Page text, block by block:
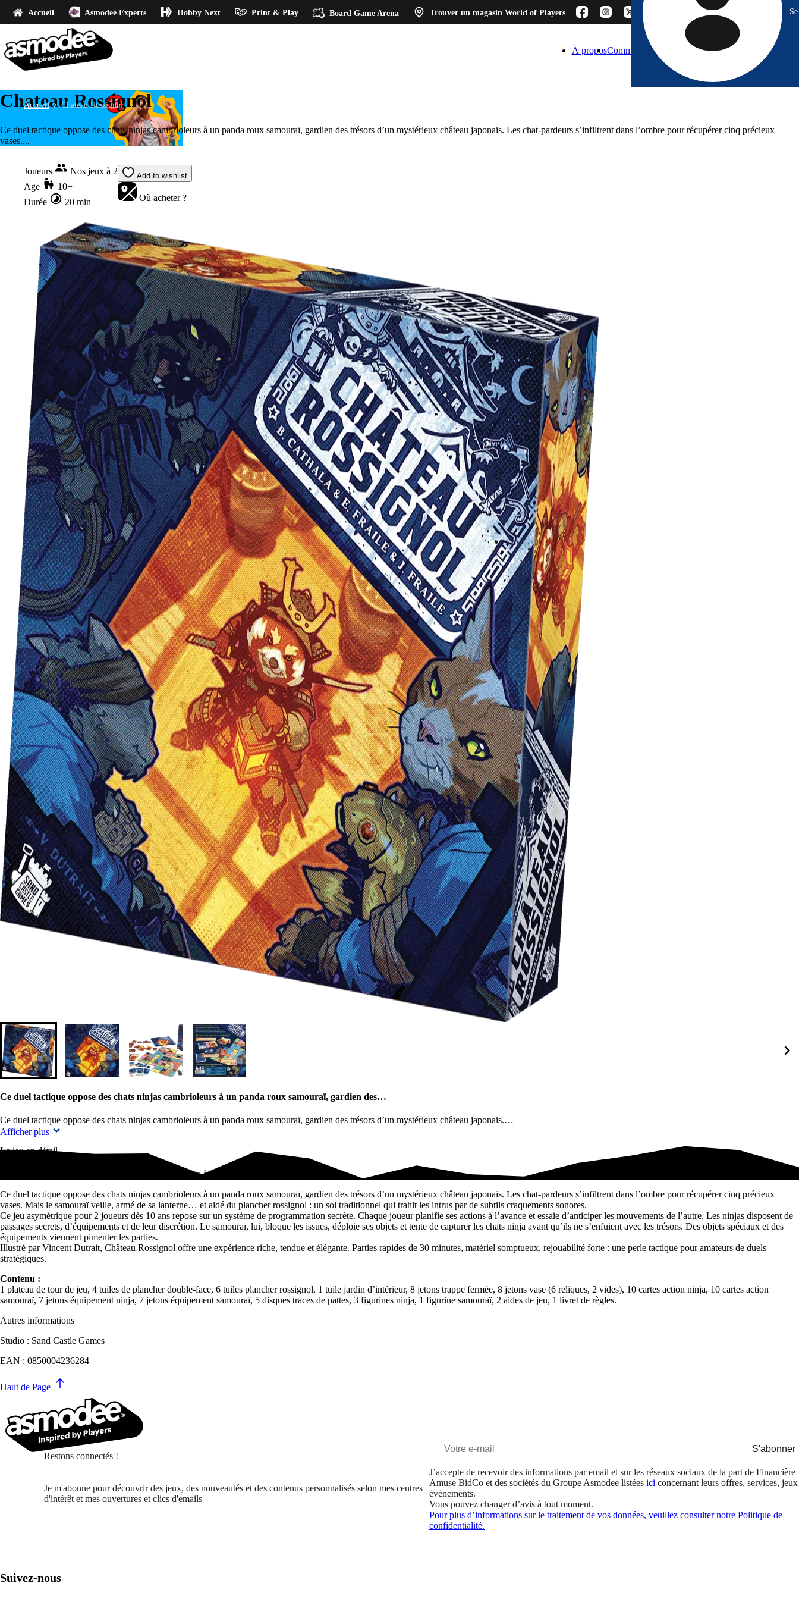
Accueil Asmodee Experts Hobby Next Print & Play Board Game Arena Trouver un magasin World of Players
À proposComment choisir ? BlogEspace Pro Contact
Accueil Chateau Rossignol
Chateau Rossignol
Ce duel tactique oppose des chats ninjas cambrioleurs à un panda roux samouraï, gardien des trésors d’un mystérieux château japonais. Les chat-pardeurs s’infiltrent dans l’ombre pour récupérer cinq précieux
vases....
Joueurs
Nos jeux à 2
Age
10+
Durée
20 min
Add to wishlist
Où acheter ?
Ce duel tactique oppose des chats ninjas cambrioleurs à un panda roux samouraï, gardien des…
Ce duel tactique oppose des chats ninjas cambrioleurs à un panda roux samouraï, gardien des trésors d’un mystérieux château japonais.…
Afficher plus
Le jeu en détail
Ce duel tactique oppose des chats ninjas cambrioleurs à un panda roux samouraï, gardien des…
Ce duel tactique oppose des chats ninjas cambrioleurs à un panda roux samouraï, gardien des trésors d’un mystérieux château japonais. Les chat-pardeurs s’infiltrent dans l’ombre pour récupérer cinq précieux
vases. Mais le samouraï veille, armé de sa lanterne… et aidé du plancher rossignol : un sol traditionnel qui trahit les intrus par de subtils craquements sonores.
Ce jeu asymétrique pour 2 joueurs dès 10 ans repose sur un système de programmation secrète. Chaque joueur planifie ses actions à l’avance et essaie d’anticiper les mouvements de l’autre. Les ninjas disposent de
passages secrets, d’équipements et de leur discrétion. Le samouraï, lui, bloque les issues, déploie ses objets et tente de capturer les chats ninja avant qu’ils ne s’enfuient avec les trésors. Des objets spéciaux et des
équipements viennent pimenter les parties.
Illustré par Vincent Dutrait, Château Rossignol offre une expérience riche, tendue et élégante. Parties rapides de 30 minutes, matériel somptueux, rejouabilité forte : une perle tactique pour amateurs de duels
stratégiques.
Contenu :
1 plateau de tour de jeu, 4 tuiles de plancher double-face, 6 tuiles plancher rossignol, 1 tuile jardin d’intérieur, 8 jetons trappe fermée, 8 jetons vase (6 reliques, 2 vides), 10 cartes action ninja, 10 cartes action
samouraï, 7 jetons équipement ninja, 7 jetons équipement samouraï, 5 disques traces de pattes, 3 figurines ninja, 1 figurine samouraï, 2 aides de jeu, 1 livret de règles.
Autres informations
Studio : Sand Castle Games
EAN : 0850004236284
Haut de Page
Restons connectés !
Je m'abonne pour découvrir des jeux, des nouveautés et des contenus personnalisés selon mes centres
d'intérêt et mes ouvertures et clics d'emails
S'abonner
J’accepte de recevoir des informations par email et sur les réseaux sociaux de la part de Financière
Amuse BidCo et des sociétés du Groupe Asmodee listées ici concernant leurs offres, services,
événements.
Vous pouvez changer d’avis à tout moment.
Pour plus d’informations sur le traitement de vos données, veuillez consulter notre Politique de
confidentialité.
Suivez-nous